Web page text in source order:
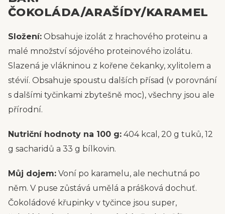
ČOKOLÁDA/ARAŠÍDY/KARAMEL
Složení: Obsahuje izolát z hrachového proteinu a
malé množství sójového proteinového izolátu.
Slazená je vlákninou z kořene čekanky, xylitolem a
stévií. Obsahuje spoustu dalších přísad (v porovnání
s dalšími tyčinkami zbytešně moc), všechny jsou ale
přírodní.
Nutriční hodnoty na 100 g: 404 kcal, 20 g tuků, 12
g sacharidů a 33 g bílkovin.
Můj dojem: Voní po karamelu, ale nechutná po
něm. V puse zůstává umělá a prášková dochuť.
Čokoládové křupinky v tyčince jsou super,